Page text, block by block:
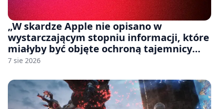
„W skardze Apple nie opisano w
wystarczającym stopniu informacji, które
miałyby być objęte ochroną tajemnicy
handlowej”. OpenAI żąda odrzucenia
7 sie 2026